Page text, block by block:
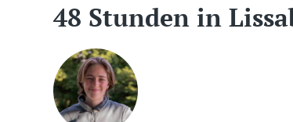
48 Stunden in